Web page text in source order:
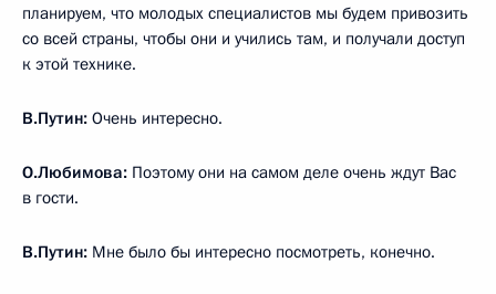
планируем, что молодых специалистов мы будем привозить
со всей страны, чтобы они и учились там, и получали доступ
к этой технике.
В.Путин: Очень интересно.
О.Любимова: Поэтому они на самом деле очень ждут Вас
в гости.
В.Путин: Мне было бы интересно посмотреть, конечно.